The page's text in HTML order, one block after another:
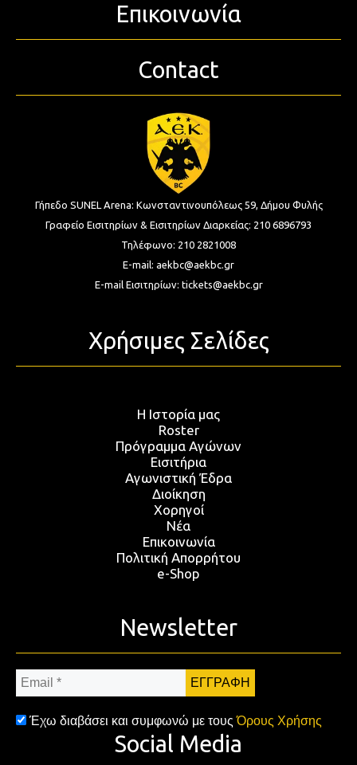
Επικοινωνία
Contact
Γήπεδο SUNEL Arena: Κωνσταντινουπόλεως 59, Δήμου Φυλής
Γραφείο Εισιτηρίων & Εισιτηρίων Διαρκείας: 210 6896793
Τηλέφωνο: 210 2821008
E-mail: aekbc@aekbc.gr
E-mail Εισιτηρίων: tickets@aekbc.gr
Χρήσιμες Σελίδες
Η Ιστορία μας
Roster
Πρόγραμμα Αγώνων
Εισιτήρια
Αγωνιστική Έδρα
Διοίκηση
Χορηγοί
Νέα
Επικοινωνία
Πολιτική Απορρήτου
e-Shop
Newsletter
Email
*
Έχω διαβάσει και συμφωνώ με τουςΌρους Χρήσης
Social Media